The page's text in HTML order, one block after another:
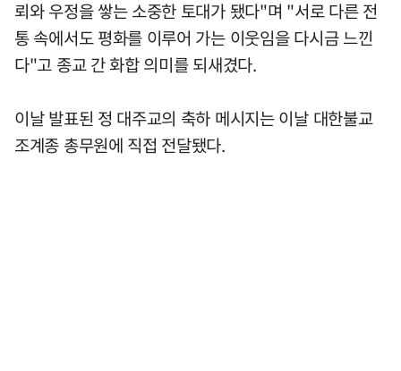
뢰와 우정을 쌓는 소중한 토대가 됐다"며 "서로 다른 전
통 속에서도 평화를 이루어 가는 이웃임을 다시금 느낀
다"고 종교 간 화합 의미를 되새겼다.
이날 발표된 정 대주교의 축하 메시지는 이날 대한불교
조계종 총무원에 직접 전달됐다.